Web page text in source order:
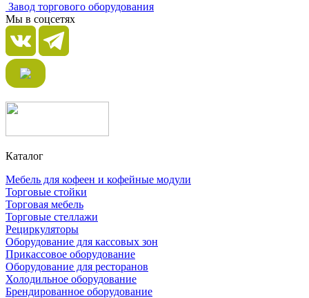
Завод торгового оборудования
Мы в соцсетях
Каталог
Мебель для кофеен и кофейные модули
Торговые стойки
Торговая мебель
Торговые стеллажи
Рециркуляторы
Оборудование для кассовых зон
Прикассовое оборудование
Оборудование для ресторанов
Холодильное оборудование
Брендированное оборудование